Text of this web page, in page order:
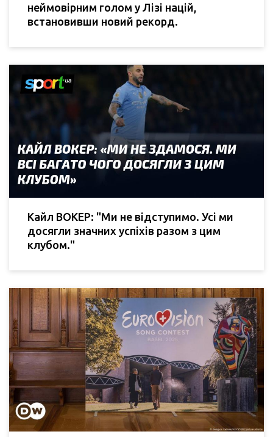
неймовірним голом у Лізі націй,
встановивши новий рекорд.
Кайл ВОКЕР: "Ми не відступимо. Усі ми
досягли значних успіхів разом з цим
клубом."